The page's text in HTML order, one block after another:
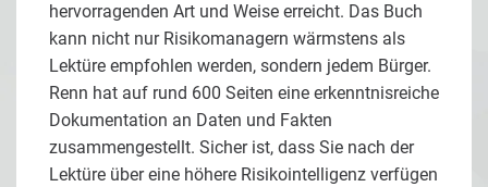
hervorragenden Art und Weise erreicht. Das Buch
kann nicht nur Risikomanagern wärmstens als
Lektüre empfohlen werden, sondern jedem Bürger.
Renn hat auf rund 600 Seiten eine erkenntnisreiche
Dokumentation an Daten und Fakten
zusammengestellt. Sicher ist, dass Sie nach der
Lektüre über eine höhere Risikointelligenz verfügen